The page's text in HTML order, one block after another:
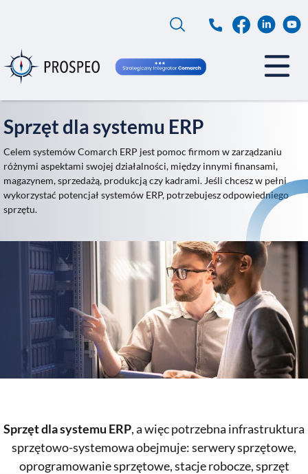
Sprzęt dla systemu ERP
Celem systemów Comarch ERP jest pomoc firmom w zarządzaniu
różnymi aspektami swojej działalności, między innymi finansami,
magazynem, sprzedażą, produkcją czy kadrami. Jeśli chcesz w pełni
wykorzystać potencjał systemów ERP, potrzebujesz odpowiedniego
sprzętu.
Sprzęt dla systemu ERP, a więc potrzebna infrastruktura
sprzętowo-systemowa obejmuje: serwery sprzętowe,
oprogramowanie sprzętowe, stacje robocze, sprzęt